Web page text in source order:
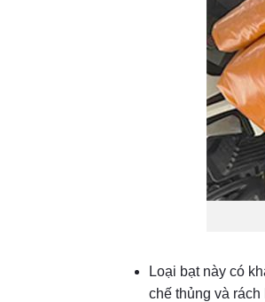
Loại bạt này có
chế thủng và rách